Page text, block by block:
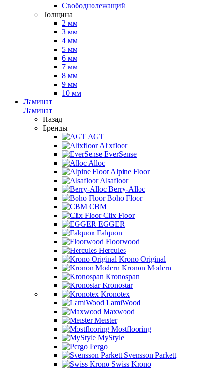
Свободнолежащий
Толщина
2 мм
3 мм
4 мм
5 мм
6 мм
7 мм
8 мм
9 мм
10 мм
Ламинат
Ламинат
Назад
Бренды
AGT
Alixfloor
EverSense
Alloc
Alpine Floor
Alsafloor
Berry-Alloc
Boho Floor
CBM
Clix Floor
EGGER
Falquon
Floorwood
Hercules
Krono Original
Kronon Modern
Kronospan
Kronostar
Kronotex
LamiWood
Maxwood
Meister
Mostflooring
MyStyle
Pergo
Svensson Parkett
Swiss Krono